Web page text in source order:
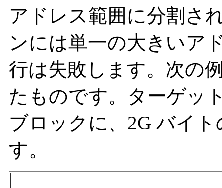
アドレス範囲に分割さ
ンには単一の大きいア
行は失敗します。次の
たものです。ターゲッ
ブロックに、2G バイ
す。